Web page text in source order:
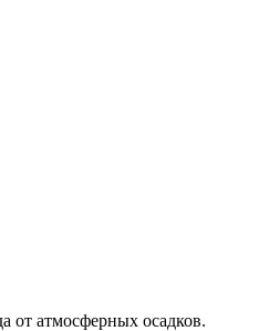
от атмосферных осадков.